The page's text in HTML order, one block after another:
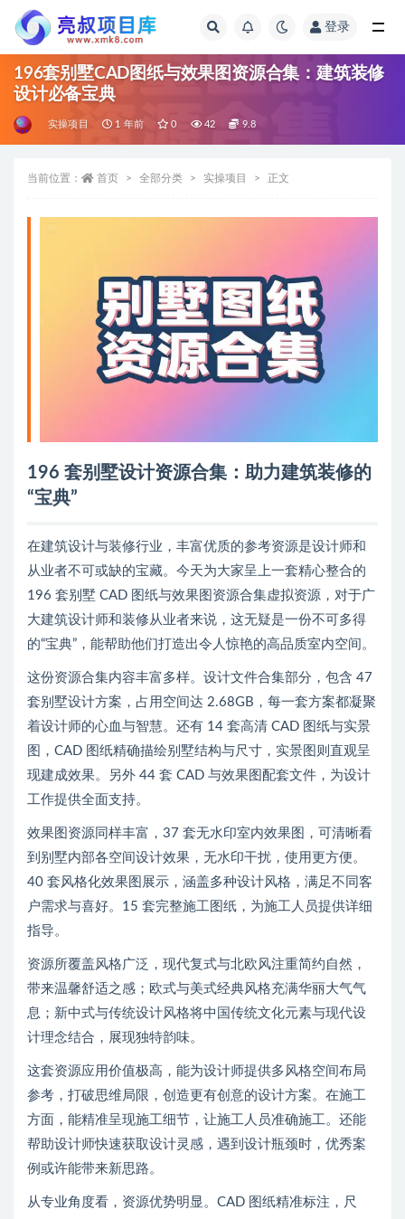
登录
196套别墅CAD图纸与效果图资源合集：建筑装修
设计必备宝典
实操项目 1 年前 0 42 9.8
当前位置： 首页 全部分类 实操项目 正文
196 套别墅设计资源合集：助力建筑装修的
“宝典”
在建筑设计与装修行业，丰富优质的参考资源是设计师和
从业者不可或缺的宝藏。今天为大家呈上一套精心整合的
196 套别墅 CAD 图纸与效果图资源合集虚拟资源，对于广
大建筑设计师和装修从业者来说，这无疑是一份不可多得
的“宝典”，能帮助他们打造出令人惊艳的高品质室内空间。
这份资源合集内容丰富多样。设计文件合集部分，包含 47
套别墅设计方案，占用空间达 2.68GB，每一套方案都凝聚
着设计师的心血与智慧。还有 14 套高清 CAD 图纸与实景
图，CAD 图纸精确描绘别墅结构与尺寸，实景图则直观呈
现建成效果。另外 44 套 CAD 与效果图配套文件，为设计
工作提供全面支持。
效果图资源同样丰富，37 套无水印室内效果图，可清晰看
到别墅内部各空间设计效果，无水印干扰，使用更方便。
40 套风格化效果图展示，涵盖多种设计风格，满足不同客
户需求与喜好。15 套完整施工图纸，为施工人员提供详细
指导。
资源所覆盖风格广泛，现代复式与北欧风注重简约自然，
带来温馨舒适之感；欧式与美式经典风格充满华丽大气气
息；新中式与传统设计风格将中国传统文化元素与现代设
计理念结合，展现独特韵味。
这套资源应用价值极高，能为设计师提供多风格空间布局
参考，打破思维局限，创造更有创意的设计方案。在施工
方面，能精准呈现施工细节，让施工人员准确施工。还能
帮助设计师快速获取设计灵感，遇到设计瓶颈时，优秀案
例或许能带来新思路。
从专业角度看，资源优势明显。CAD 图纸精准标注，尺